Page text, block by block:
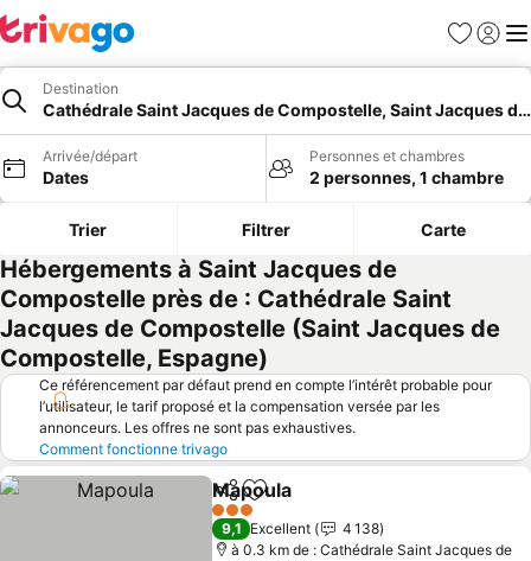
Favoris
Se
Destination
Cathédrale Saint Jacques de Compostelle, Saint Jacques
Arrivée/départ
Dates
Personnes et chambres
2 personnes, 1 chambre
Trier Filtrer Carte
Hébergements à Saint Jacques de
Compostelle près de : Cathédrale Saint
Jacques de Compostelle (Saint Jacques de
Compostelle, Espagne)
Ce référencement par défaut prend en compte l’intérêt probable pour
l’utilisateur, le tarif proposé et la compensation versée par les
annonceurs. Les offres ne sont pas exhaustives.
Comment fonctionne trivago
PartagerAjouter à mes favoris
Mapoula
3 Étoiles
9,1 Excellent
4 138
à 0.3 km de : Cathédrale Saint Jacques de